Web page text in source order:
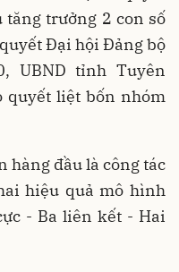
trưởng 2 con số
Đại hội Đảng bộ
UBND tỉnh Tuyên
quyết liệt bốn nhóm
hàng đầu là công tác
hiệu quả mô hình
- Ba liên kết - Hai